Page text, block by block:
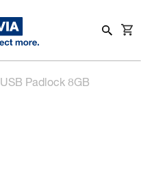
USB Padlock 8GB